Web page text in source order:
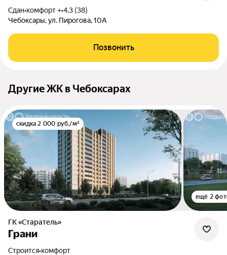
Сдан•комфорт +•4.3 (38)
Чебоксары, ул. Пирогова, 10А
Позвонить
Другие ЖК в Чебоксарах
скидка 2 000 руб./м²
ещё 2
ГК «Старатель»
Грани
Строится•комфорт